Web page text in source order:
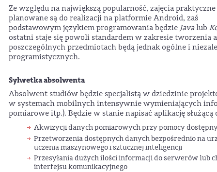
Ze względu na największą popularność, zajęcia praktyczne
planowane są do realizacji na platformie Android, zaś
podstawowym językiem programowania będzie Javalub
ostatni staje się powoli standardem w zakresie tworzenia
poszczególnych przedmiotach będą jednak ogólne i
programistycznych.
Sylwetka absolwenta
Absolwent studiów będzie specjalistą w dziedzinie
w systemach mobilnych intensywnie wymieniających
pomiarowe itp.). Będzie w stanie napisać aplikację służącą
Akwizycji danych pomiarowych przy pomocy
Przetworzenia dostępnych danych bezpośrednio na
uczenia maszynowego i sztucznej inteligencji
Przesyłania dużych ilości informacji do serwerów lub
interfejsu komunikacyjnego